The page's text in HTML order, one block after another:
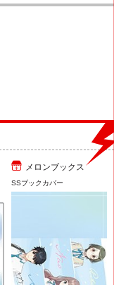
メロンブックス
SSブックカバー